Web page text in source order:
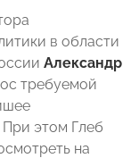
в области
Александр
требуемой
этом Глеб
на